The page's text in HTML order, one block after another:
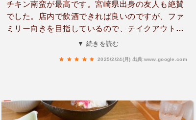
チキン南蛮が最高です。宮崎県出身の友人も絶賛
でした。店内で飲酒できれば良いのですが、ファ
ミリー向きを目指しているので、テイクアウトが
なかった時は素面でチキン南蛮を食べながら、喉
リーノテイクアウトがほしいです。おかずの一品
としても使えますし、おつまみにもなる。早めに
▼ 続きを読む
2025/2/24(月) 出典:www.google.com